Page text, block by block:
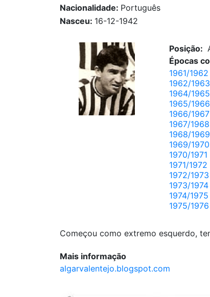
Nacionalidade: Português
Nasceu: 16-12-1942
Posição:
Épocas
1961/1962
1962/1963
1964/1965
1965/1966
1966/1967
1967/1968
1968/1969
1969/1970
1970/1971
1971/1972
1972/1973
1973/1974
1974/1975
1975/1976
Começou como extremo esquerdo,
Mais informação
algarvalentejo.blogspot.com